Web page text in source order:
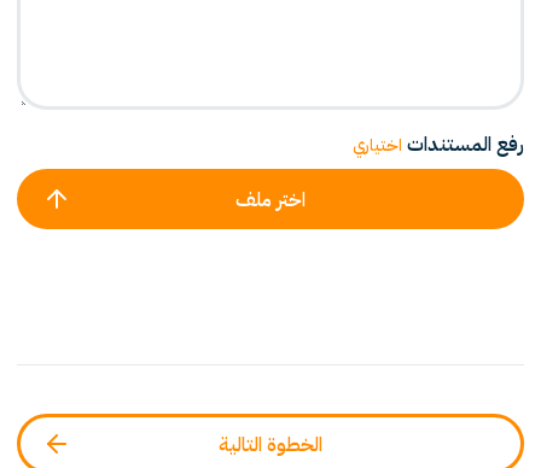
رفع المستندات اختياري
اختر ملف
الخطوة التالية